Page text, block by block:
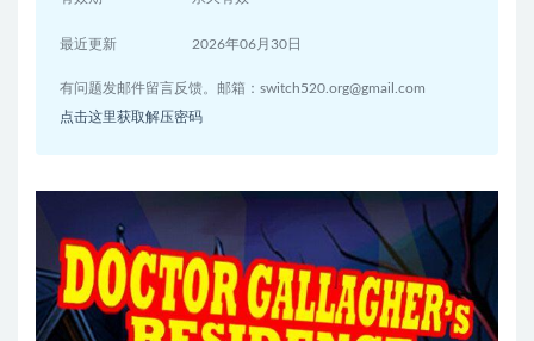
最近更新 2026年06月30日
有问题发邮件留言反馈。邮箱： switch520.org@gmail.com
点击这里获取解压密码